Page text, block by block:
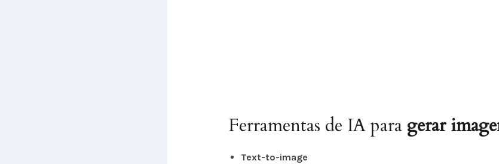
Ferramentas de IA para gerar
Text-to-image